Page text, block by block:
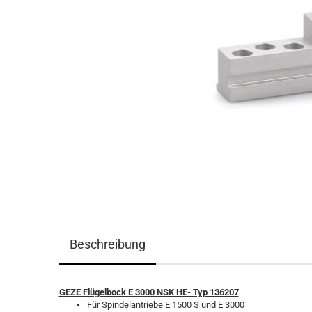
Beschreibung
GEZE Flügelbock E 3000 NSK HE- Typ 136207
Für Spindelantriebe E 1500 S und E 3000